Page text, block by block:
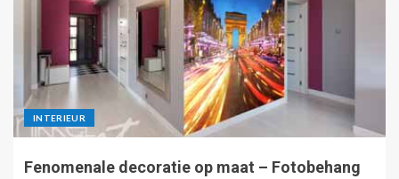
INTERIEUR
Fenomenale decoratie op maat – Fotobehang